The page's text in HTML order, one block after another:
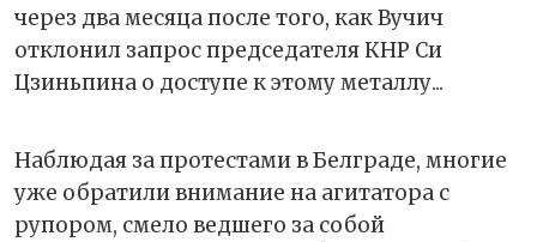
через два месяца после того, как Вучич
отклонил запрос председателя КНР Си
Цзиньпина о доступе к этому металлу...
Наблюдая за протестами в Белграде, многие
уже обратили внимание на агитатора с
рупором, смело ведшего за собой